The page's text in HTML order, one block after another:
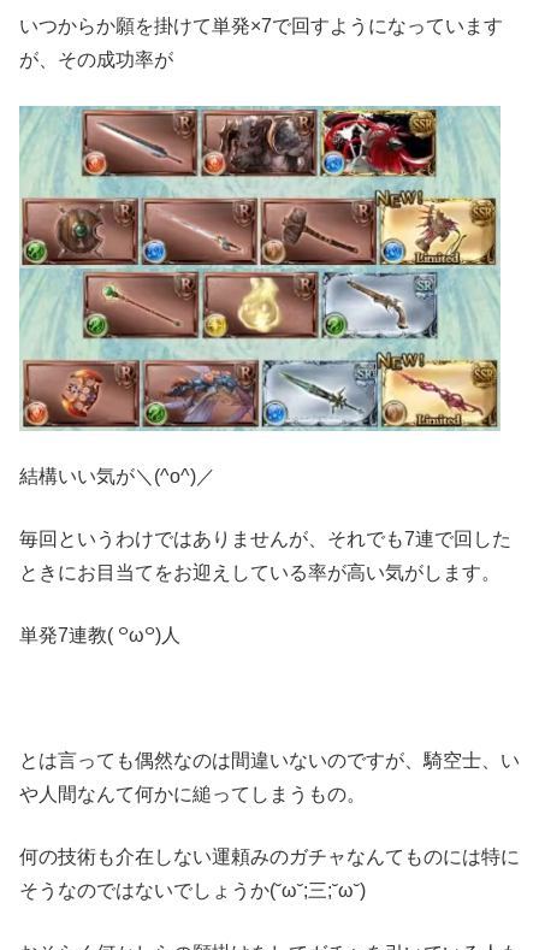
いつからか願を掛けて単発×7で回すようになっています
が、その成功率が
結構いい気が＼(^o^)／
毎回というわけではありませんが、それでも7連で回した
ときにお目当てをお迎えしている率が高い気がします。
単発7連教( ꒪ω꒪)人
とは言っても偶然なのは間違いないのですが、騎空士、い
や人間なんて何かに縋ってしまうもの。
何の技術も介在しない運頼みのガチャなんてものには特に
そうなのではないでしょうか(˘ω˘;三;˘ω˘)